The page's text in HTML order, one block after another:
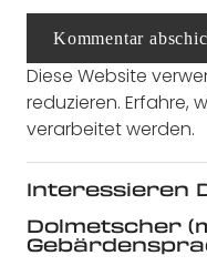
Kommentar
Diese Website
reduzieren. Erfahre,
verarbeitet werden.
Interessieren
Dolmetscher